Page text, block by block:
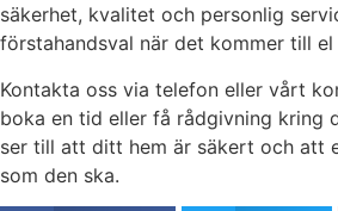
säkerhet, kvalitet och personlig
förstahandsval när det kommer till el
Kontakta oss via telefon eller vårt
boka en tid eller få rådgivning kring
ser till att ditt hem är säkert och att
som den ska.